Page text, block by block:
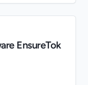
EnsureTok